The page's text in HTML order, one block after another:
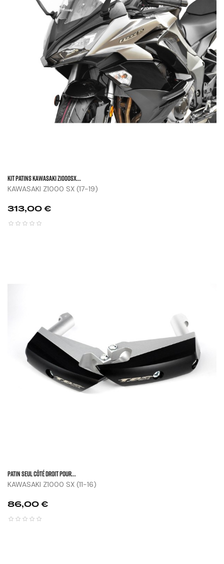
KIT PATINS KAWASAKI Z1000SX...
KAWASAKI Z1000 SX (17-19)
Prix
313,00 €
Patin Seul Côté Droit Pour...
KAWASAKI Z1000 SX (11-16)
Prix
86,00 €